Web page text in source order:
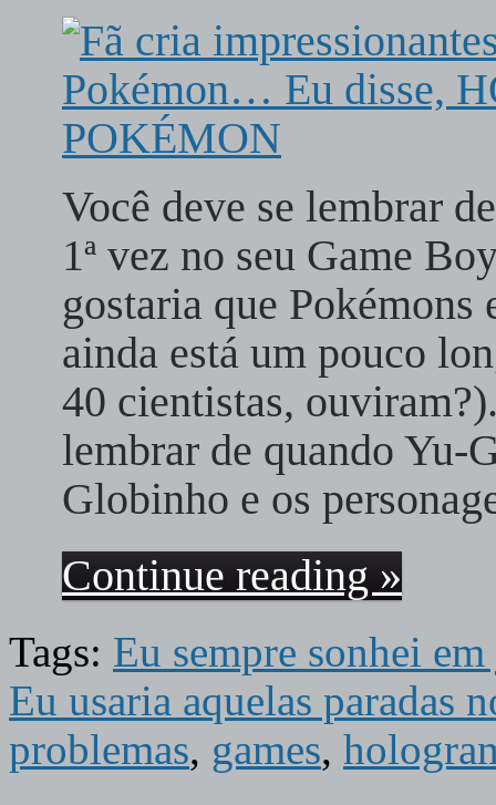
Você deve se lembrar
1ª vez no seu Game
gostaria que Pokémons
ainda está um pouco
40 cientistas,
lembrar de quando Yu-
Globinho e os
Continue reading »
Tags: Eu sempre sonhei
Eu usaria aquelas paradas
problemas, games,